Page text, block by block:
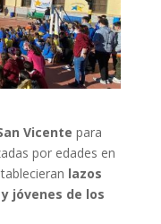
Vicente para
por edades en
lazos
jóvenes de los